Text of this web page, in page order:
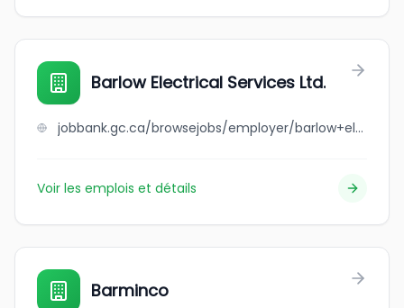
Barlow Electrical Services Ltd.
jobbank.gc.ca/browsejobs/employer/barlow+electrical+services+ltd./ca
Voir les emplois et détails
Barminco